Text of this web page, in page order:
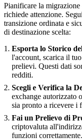
Pianificare la migrazione
richiede attenzione.
transizione ordinata e
di destinazione scelta:
Esporta lo Storico
l'account, scarica il
prelievi. Questi dati
redditi.
Scegli e Verifica la
exchange autorizzato
sia pronto a ricevere i
Fai un Prelievo di
criptovaluta
funzioni correttamente.